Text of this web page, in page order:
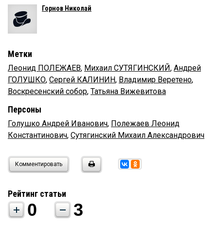
Горнов Николай
Метки
Леонид ПОЛЕЖАЕВ, Михаил СУТЯГИНСКИЙ, Андрей
ГОЛУШКО, Сергей КАЛИНИН, Владимир Веретено,
Воскресенский собор, Татьяна Вижевитова
Персоны
Голушко Андрей Иванович, Полежаев Леонид
Константинович, Сутягинский Михаил Александрович
Комментировать
Рейтинг статьи
0 3